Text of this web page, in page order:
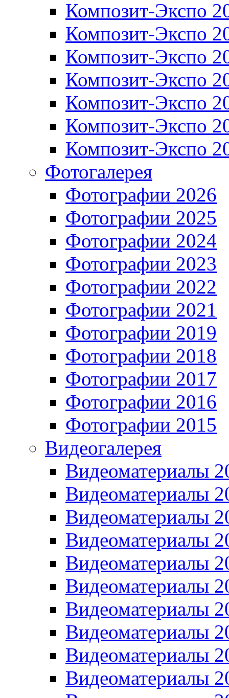
Композит-Экспо
Композит-Экспо
Композит-Экспо
Композит-Экспо
Композит-Экспо
Композит-Экспо
Композит-Экспо
Фотогалерея
Фотографии 2026
Фотографии 2025
Фотографии 2024
Фотографии 2023
Фотографии 2022
Фотографии 2021
Фотографии 2019
Фотографии 2018
Фотографии 2017
Фотографии 2016
Фотографии 2015
Видеогалерея
Видеоматериалы
Видеоматериалы
Видеоматериалы
Видеоматериалы
Видеоматериалы
Видеоматериалы
Видеоматериалы
Видеоматериалы
Видеоматериалы
Видеоматериалы